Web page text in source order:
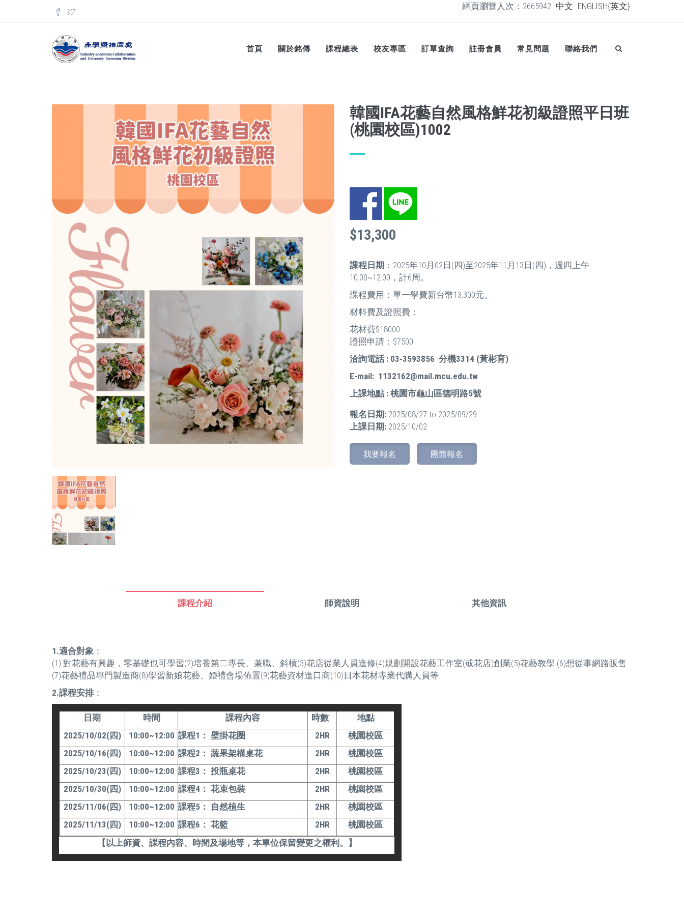
網頁瀏覽人次：2665942 中文 ENGLISH{英文}
搜尋表單
首頁 關於銘傳 課程總表 校友專區 訂單查詢 註冊會員 常見問題 聯絡我們
韓國IFA花藝自然風格鮮花初級證照平日班
(桃園校區)1002
Facebook LINE
$13,300
課程日期 ：2025年10月02日(四)至2025年11月13日(四)，週四上午
10:00~12:00，計6周。
課程費用：單一學費新台幣13,300元。
材料費及證照費：
花材費$18000
證照申請：$7500
洽詢電話 : 03-3593856 分機3314 (黃彬育)
E-mail: 1132162@mail.mcu.edu.tw
上課地點 : 桃園市龜山區德明路5號
報名日期: 2025/08/27 to 2025/09/29
上課日期: 2025/10/02
我要報名 團體報名
課程介紹 師資說明 其他資訊
1.適合對象 ：
(1) 對花藝有興趣，零基礎也可學習(2)培養第二專長、兼職、斜槓(3)花店從業人員進修(4)規劃開設花藝工作室(或花店)創業(5)花藝教學 (6)想從事網路販售
(7)花藝禮品專門製造商(8)學習新娘花藝、婚禮會場佈置(9)花藝資材進口商(10)日本花材專業代購人員等
2.課程安排 ：
日期 時間 課程內容 時數
地點
2025/10/02(四)
10:00~12:00 課程1： 壁掛花圈 2HR
桃園校區
2025/10/16(四)
10:00~12:00 課程2： 蔬果架構桌花 2HR
桃園校區
2025/10/23(四)
10:00~12:00 課程3： 投瓶桌花 2HR
桃園校區
2025/10/30(四)
10:00~12:00 課程4： 花束包裝 2HR
桃園校區
2025/11/06(四)
10:00~12:00 課程5： 自然植生 2HR
桃園校區
2025/11/13(四)
10:00~12:00 課程6： 花籃 2HR
桃園校區
【以上師資、課程內容、時間及場地等，本單位保留變更之權利。】